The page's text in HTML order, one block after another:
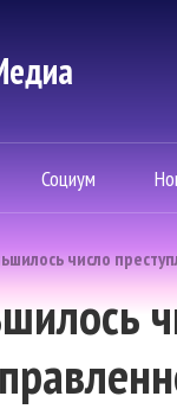
Социум
число